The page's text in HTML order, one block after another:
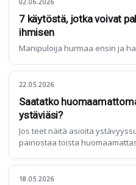
02.06.2026
7 käytöstä, jotka voivat
ihmisen
Manipuloija hurmaa ensin ja
22.05.2026
Saatatko
ystäviäsi?
Jos teet näitä asioita
painostaa toista
18.05.2026